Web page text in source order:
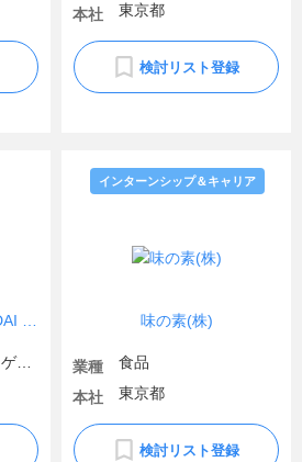
本社
東京都
検討リスト登録
スポーツ・玩具・ゲーム製品
味の素(株)
インターンシップ＆キャリア
業種
食品
本社
東京都
検討リスト登録